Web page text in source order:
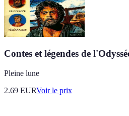
Contes et légendes de
Pleine lune
2.69 EURVoir le prix